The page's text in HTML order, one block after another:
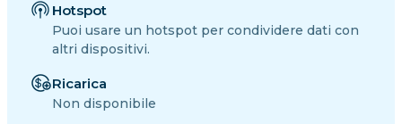
Hotspot
Puoi usare un hotspot per condividere dati con
altri dispositivi.
Ricarica
Non disponibile